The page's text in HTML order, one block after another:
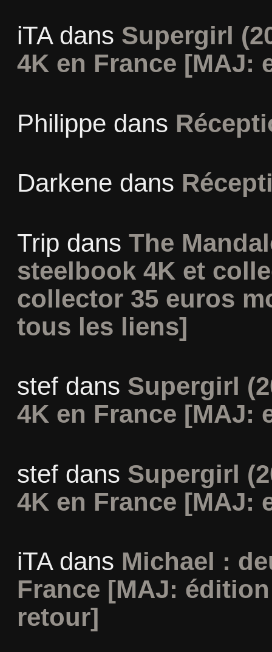
iTAdans Supergirl
4K en France [MAJ:
Philippe dans
Darkene dans
Trip dans The
steelbook 4K et
collector 35 euros
tous les liens]
stefdans Supergirl
4K en France [MAJ:
stefdans Supergirl
4K en France [MAJ:
iTAdans Michael :
France [MAJ:
retour]